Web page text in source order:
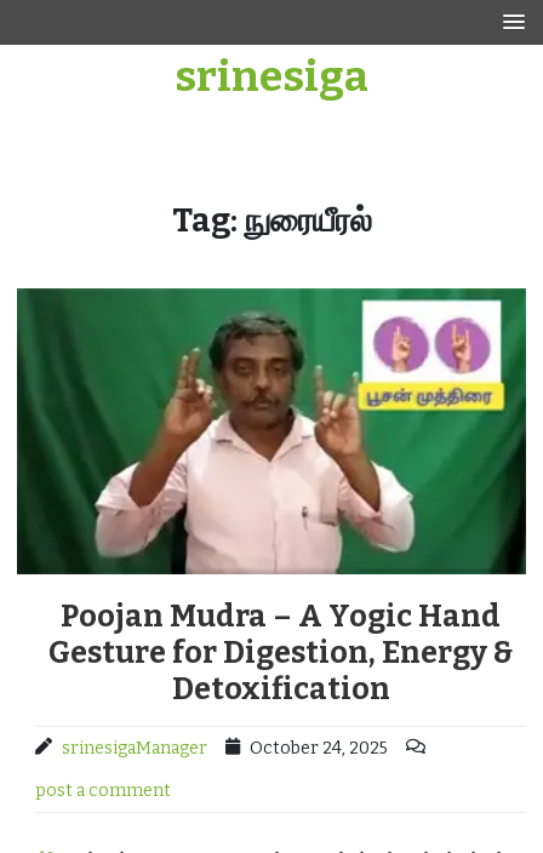
srinesiga
Tag: நுரையீரல்
Poojan Mudra – A Yogic Hand
Gesture for Digestion, Energy &
Detoxification
srinesigaManager October 24, 2025
post a comment